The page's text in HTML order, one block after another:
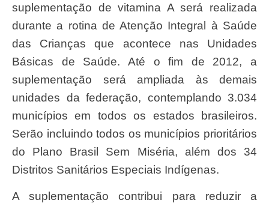
suplementação de vitamina A será realizada
durante a rotina de Atenção Integral à Saúde
das Crianças que acontece nas Unidades
Básicas de Saúde. Até o fim de 2012, a
suplementação será ampliada às demais
unidades da federação, contemplando 3.034
municípios em todos os estados brasileiros.
Serão incluindo todos os municípios prioritários
do Plano Brasil Sem Miséria, além dos 34
Distritos Sanitários Especiais Indígenas.
A suplementação contribui para reduzir a